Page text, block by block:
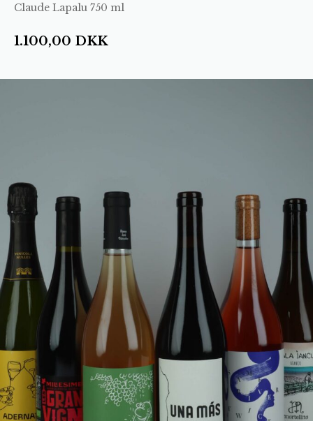
Claude Lapalu 750 ml
1.100,00 DKK